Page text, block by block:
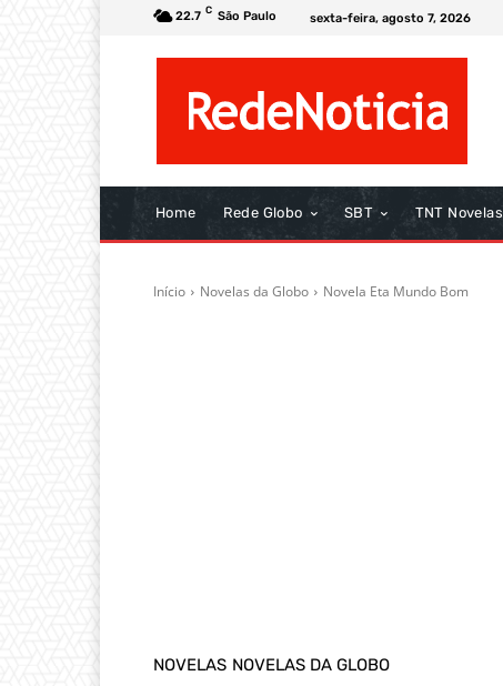
22.7 C São Paulo sexta-feira, agosto 7, 2026
Home Rede Globo SBT TNT Novelas
Início Novelas da Globo Novela Eta Mundo Bom
NOVELAS NOVELAS DA GLOBO